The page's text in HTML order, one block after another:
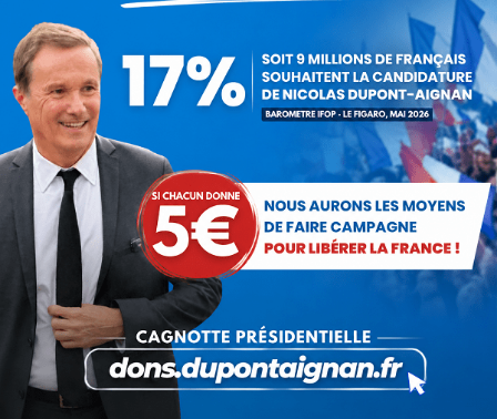
La France au seuil d’un
engrenage stratégique ?
Rechercher
Recherche
: